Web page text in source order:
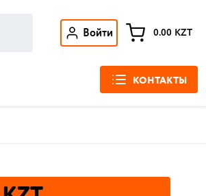
Войти 0.00 KZT
КОНТАКТЫ